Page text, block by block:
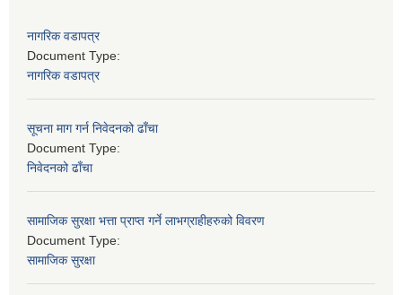
नागरिक वडापत्र
Document Type:
नागरिक वडापत्र
सूचना माग गर्न निवेदनको ढाँचा
Document Type:
निवेदनको ढाँचा
सामाजिक सुरक्षा भत्ता प्राप्त गर्ने लाभग्राहीहरुको विवरण
Document Type:
सामाजिक सुरक्षा